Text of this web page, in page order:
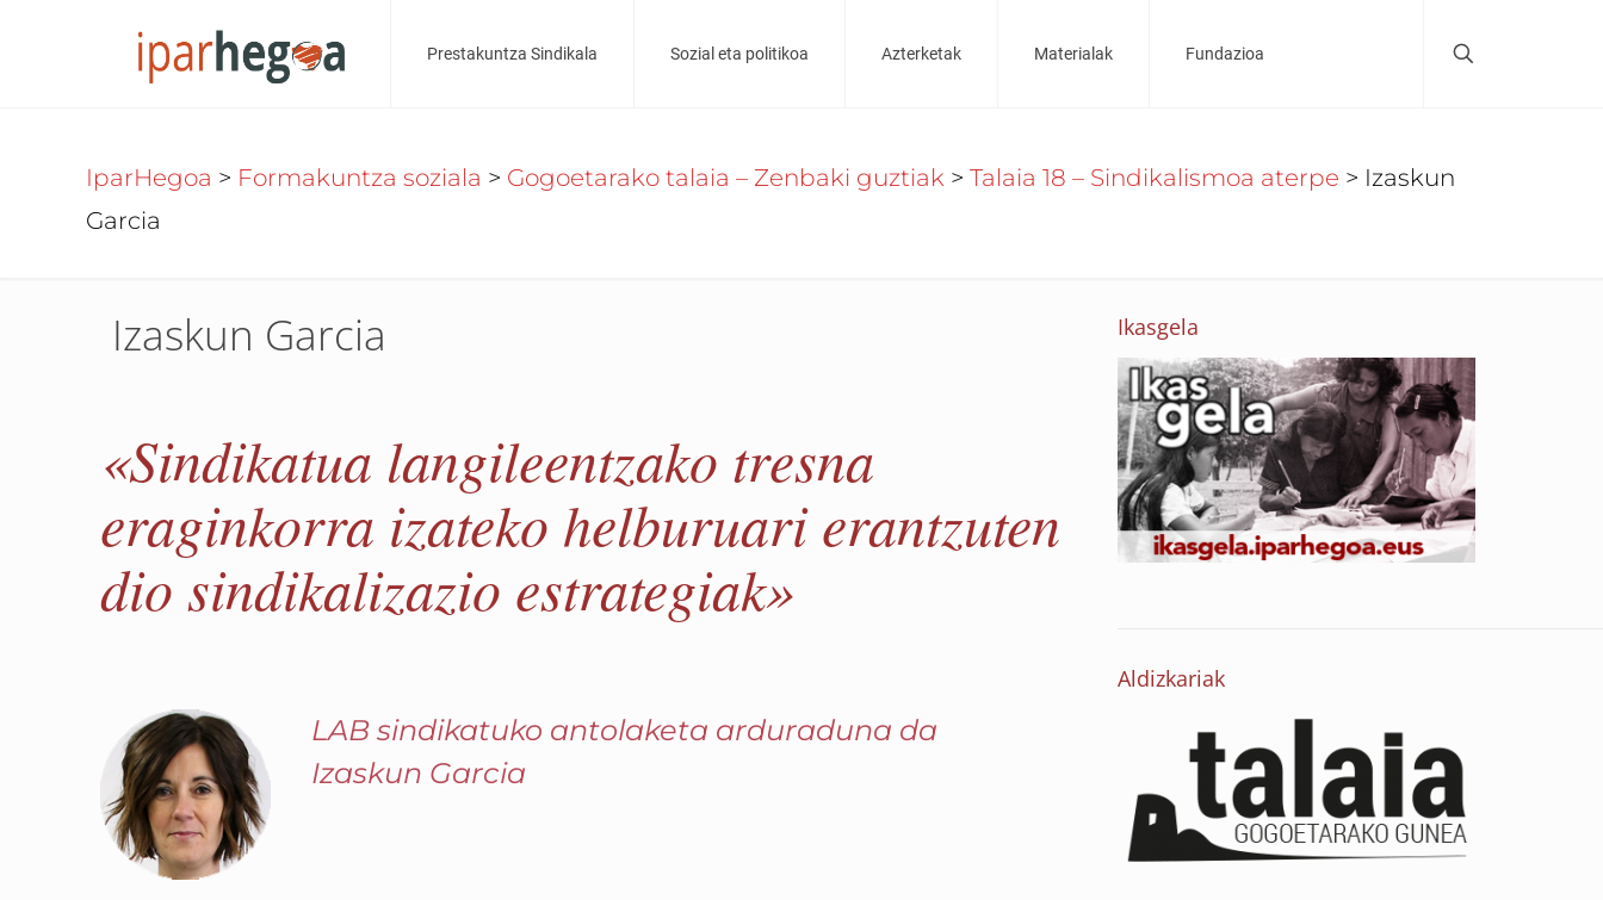
Prestakuntza Sindikala Sozial eta politikoa Azterketak Materialak Fundazioa
IparHegoa > Formakuntza soziala > Gogoetarako talaia – Zenbaki guztiak > Talaia 18 – Sindikalismoa aterpe > Izaskun
Garcia
Izaskun Garcia
«Sindikatua langileentzako tresna
eraginkorra izateko helburuari erantzuten
dio sindikalizazio estrategiak»
LAB sindikatuko antolaketa arduraduna da
Izaskun Garcia
Ikasgela
Aldizkariak